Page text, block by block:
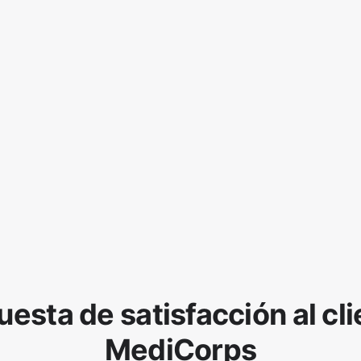
de satisfacción al
MediCorps